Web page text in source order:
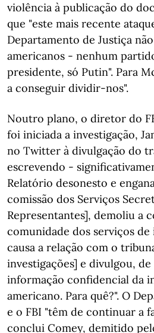
violência à publicação do
que "este mais recente
Departamento de Justiça
americanos - nenhum
presidente, só Putin". Para
a conseguir dividir-nos".
Noutro plano, o diretor do
foi iniciada a investigação,
no Twitter à divulgação do
escrevendo -
Relatório desonesto e
comissão dos Serviços
Representantes], demoliu a
comunidade dos serviços
causa a relação com o
investigações] e divulgou, de
informação confidencial da
americano. Para quê?". O
e o FBI "têm de continuar a
conclui Comey, demitido